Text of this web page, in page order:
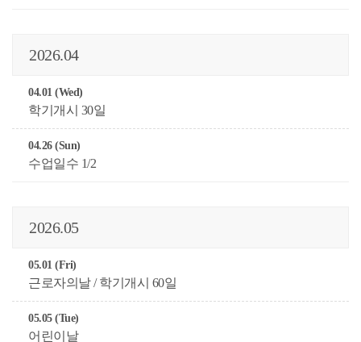
2026.04
04.01 (Wed)
학기개시 30일
04.26 (Sun)
수업일수 1/2
2026.05
05.01 (Fri)
근로자의날 / 학기개시 60일
05.05 (Tue)
어린이날